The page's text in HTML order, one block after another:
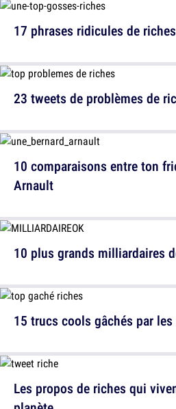
17 phrases ridicules de riches
10 comparaisons entre ton
Arnault
15 trucs cools gâchés par
23 tweets de problèmes de
10 plus grands milliardaires
Les propos de riches qui